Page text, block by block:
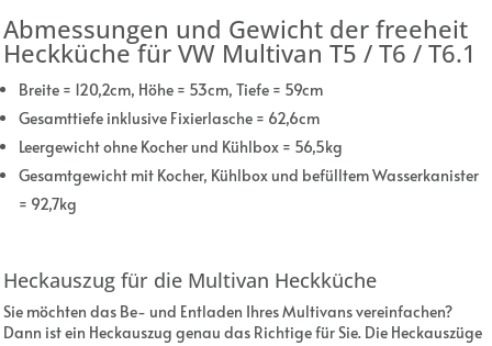
Abmessungen und Gewicht der freeheit
Heckküche für VW Multivan T5 / T6 / T6.1
Breite = 120,2cm, Höhe = 53cm, Tiefe = 59cm
Gesamttiefe inklusive Fixierlasche = 62,6cm
Leergewicht ohne Kocher und Kühlbox = 56,5kg
Gesamtgewicht mit Kocher, Kühlbox und befülltem Wasserkanister
= 92,7kg
Heckauszug für die Multivan Heckküche
Sie möchten das Be- und Entladen Ihres Multivans vereinfachen?
Dann ist ein Heckauszug genau das Richtige für Sie. Die Heckauszüge